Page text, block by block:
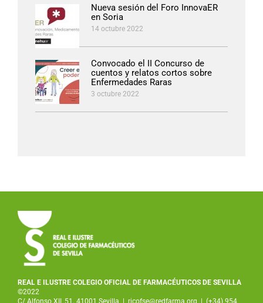
Nueva sesión del Foro InnovaER
en Soria
14 octubre 2022
Convocado el II Concurso de
cuentos y relatos cortos sobre
Enfermedades Raras
3 octubre 2022
REAL E ILUSTRE COLEGIO OFICIAL DE FARMACÉUTICOS DE SEVILLA
©2022